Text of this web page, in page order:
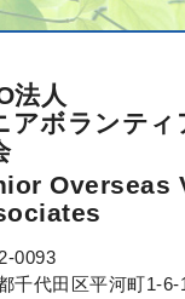
法人
アボランティ
Overseas
0093
千代田区平河町1-